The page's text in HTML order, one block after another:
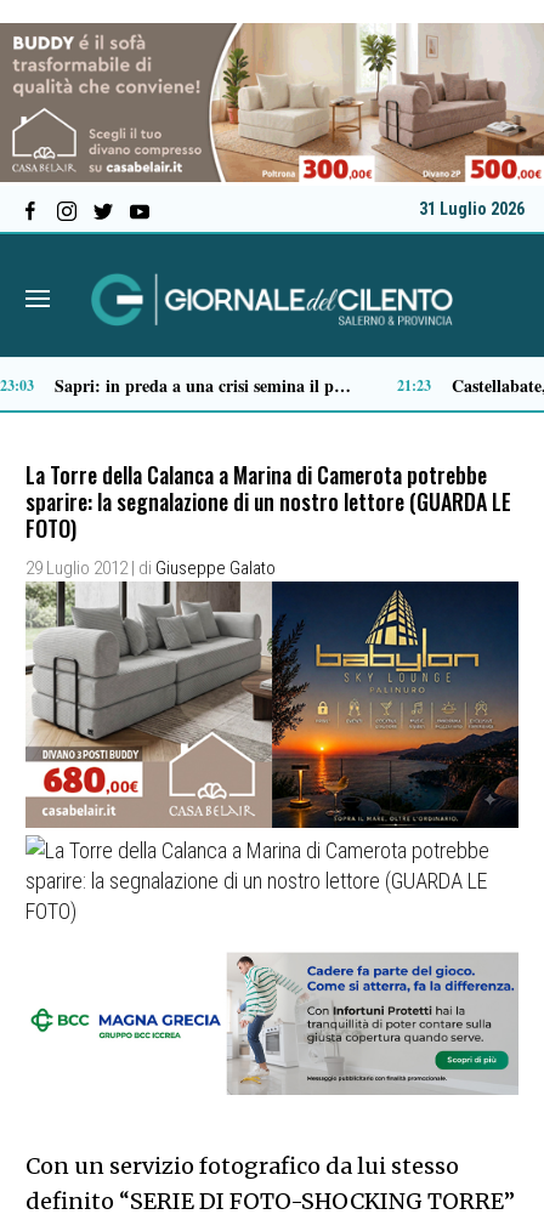
31 Luglio 2026
assessore ai Lavori Pubblici 14:51 Tortorella celebra la Fiera di San Basilio: tra antichi mestieri, bestiame e la musica della Bandabardò 14:49
La Torre della Calanca a Marina di Camerota potrebbe
sparire: la segnalazione di un nostro lettore (GUARDA LE
FOTO)
29 Luglio 2012 | di Giuseppe Galato
Con un servizio fotografico da lui stesso
definito “SERIE DI FOTO-SHOCKING TORRE”